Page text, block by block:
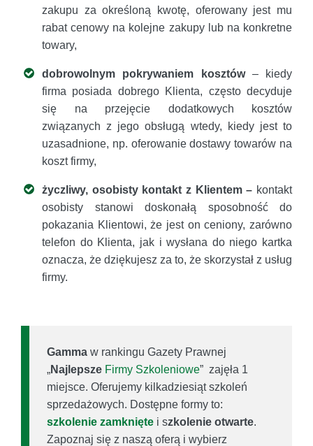
zakupu za określoną kwotę, oferowany jest mu
rabat cenowy na kolejne zakupy lub na konkretne
towary,
dobrowolnym pokrywaniem kosztów– kiedy
firma posiada dobrego Klienta, często decyduje
się na przejęcie dodatkowych kosztów
związanych z jego obsługą wtedy, kiedy jest to
uzasadnione, np. oferowanie dostawy towarów na
koszt firmy,
życzliwy, osobisty kontakt z Klientem – kontakt
osobisty stanowi doskonałą sposobność do
pokazania Klientowi, że jest on ceniony, zarówno
telefon do Klienta, jak i wysłana do niego kartka
oznacza, że dziękujesz za to, że skorzystał z usług
firmy.
Gamma w rankingu Gazety Prawnej
„Najlepsze Firmy Szkoleniowe” zajęła 1
miejsce. Oferujemy kilkadziesiąt szkoleń
sprzedażowych. Dostępne formy to:
szkolenie zamknięte i szkolenie otwarte.
Zapoznaj się z naszą oferą i wybierz